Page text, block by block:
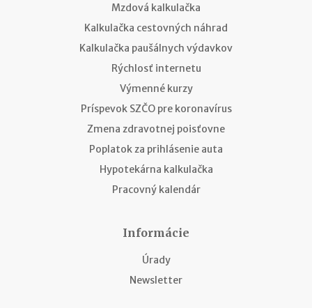
Mzdová kalkulačka
Kalkulačka cestovných náhrad
Kalkulačka paušálnych výdavkov
Rýchlosť internetu
Výmenné kurzy
Príspevok SZČO pre koronavírus
Zmena zdravotnej poisťovne
Poplatok za prihlásenie auta
Hypotekárna kalkulačka
Pracovný kalendár
Informácie
Úrady
Newsletter